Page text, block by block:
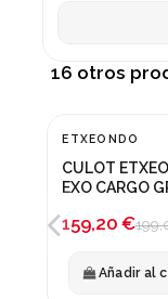
16 otros
-20%
ETXEONDO
CULOT
EXO CARGO
159,20 €
Añadir al